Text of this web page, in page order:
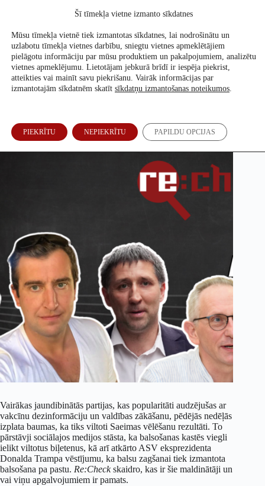
Atbalsti mūs
“Ņems nost procentus, balsos visi miroņi.” Kā par deputātu
kandidātiem kļuvušie vakcīnu dezinformatori grauj ticību
Vairākas jaundibinātās partijas, kas popularitāti audzējušas ar
vakcīnu dezinformāciju un valdības zākāšanu, pēdējās nedēļās
izplata baumas, ka tiks viltoti Saeimas vēlēšanu rezultāti. To
pārstāvji sociālajos medijos stāsta, ka balsošanas kastēs viegli
ielikt viltotus biļetenus, kā arī atkārto ASV eksprezidenta
Donalda Trampa vēstījumu, ka balsu zagšanai tiek izmantota
balsošana pa pastu. Re:Checkskaidro, kas ir šie maldinātāji un
vai viņu apgalvojumiem ir pamats.
Šī tīmekļa vietne izmanto sīkdatnes
Mūsu tīmekļa vietnē tiek izmantotas sīkdatnes, lai nodrošinātu un
uzlabotu tīmekļa vietnes darbību, sniegtu vietnes apmeklētājiem
pielāgotu informāciju par mūsu produktiem un pakalpojumiem, analizētu
vietnes apmeklējumu. Lietotājam jebkurā brīdī ir iespēja piekrist,
atteikties vai mainīt savu piekrišanu. Vairāk informācijas par
izmantotajām sīkdatnēm skatīt sīkdatņu izmantošanas noteikumos.
PIEKRĪTU NEPIEKRĪTU PAPILDU OPCIJAS